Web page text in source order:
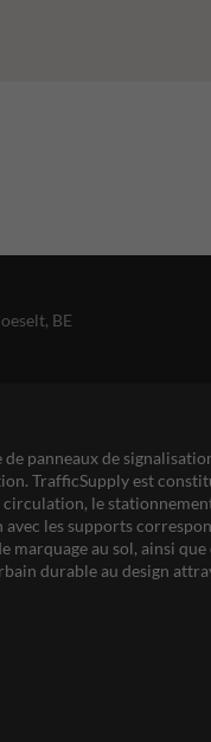
BE
panneaux de
TrafficSupply est
le
les supports
marquage au sol, ainsi
durable au design